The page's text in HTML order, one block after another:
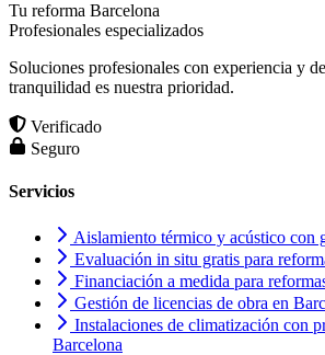
Tu reforma Barcelona
Profesionales especializados
Soluciones profesionales con experiencia y
tranquilidad es nuestra prioridad.
Verificado
Seguro
Servicios
Aislamiento térmico y acústico con
Evaluación in situ gratis para
Financiación a medida para
Gestión de licencias de obra en
Instalaciones de climatización con
Barcelona